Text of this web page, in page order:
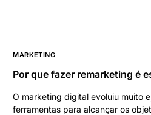
MARKETING
Por que fazer remarketing é
O marketing digital evoluiu muito
ferramentas para alcançar os